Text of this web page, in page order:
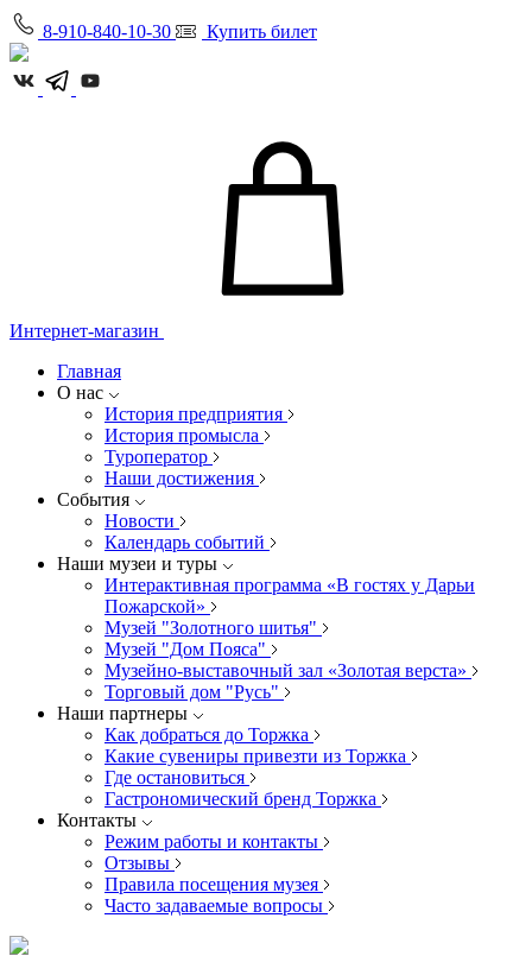
8-910-840-10-30 Купить билет
Интернет-магазин
Главная
О нас
История предприятия
История промысла
Туроператор
Наши достижения
События
Новости
Календарь событий
Наши музеи и туры
Интерактивная программа «В гостях у Дарьи
Пожарской»
Музей "Золотного шитья"
Музей "Дом Пояса"
Музейно-выставочный зал «Золотая верста»
Торговый дом "Русь"
Наши партнеры
Как добраться до Торжка
Какие сувениры привезти из Торжка
Где остановиться
Гастрономический бренд Торжка
Контакты
Режим работы и контакты
Отзывы
Правила посещения музея
Часто задаваемые вопросы